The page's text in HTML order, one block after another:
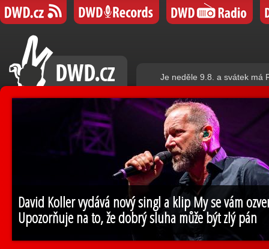
Je neděle 9.8. a svátek má
David Koller vydává nový singl a klip My se vám
Upozorňuje na to, že dobrý sluha může být zlý pán